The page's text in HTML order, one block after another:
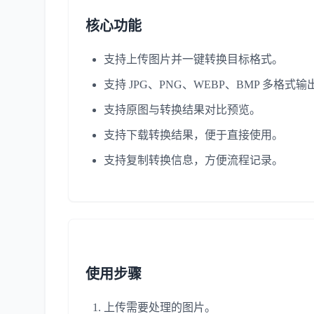
核心功能
支持上传图片并一键转换目标格式。
支持 JPG、PNG、WEBP、BMP 多格式输
支持原图与转换结果对比预览。
支持下载转换结果，便于直接使用。
支持复制转换信息，方便流程记录。
使用步骤
上传需要处理的图片。